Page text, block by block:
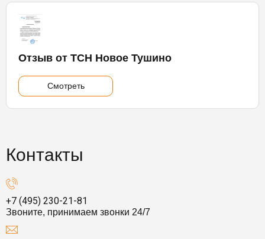
Отзыв от ТСН Новое Тушино
Смотреть
Контакты
+7 (495) 230-21-81
Звоните, принимаем звонки 24/7